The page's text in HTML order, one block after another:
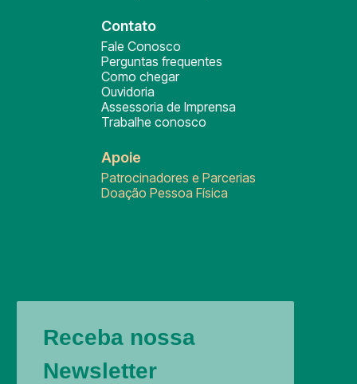
Contato
Fale Conosco
Perguntas frequentes
Como chegar
Ouvidoria
Assessoria de Imprensa
Trabalhe conosco
Apoie
Patrocinadores e Parcerias
Doação Pessoa Física